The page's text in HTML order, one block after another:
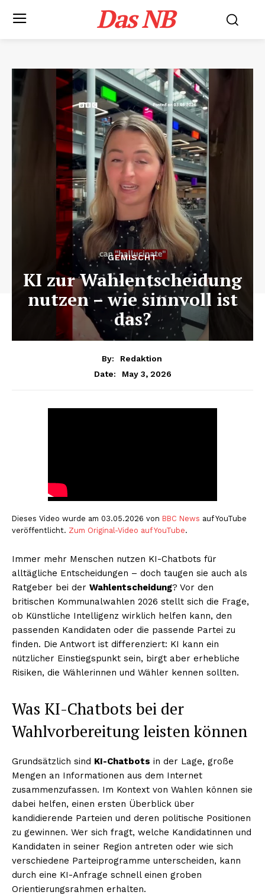
Das NB
GEMISCHT
KI zur Wahlentscheidung
nutzen – wie sinnvoll ist
das?
By:
Redaktion
Date:
May 3, 2026
Dieses Video wurde am 03.05.2026 von BBC News auf YouTube
veröffentlicht. Zum Original-Video auf YouTube.
Immer mehr Menschen nutzen KI-Chatbots für
alltägliche Entscheidungen – doch taugen sie auch als
Ratgeber bei der Wahlentscheidung? Vor den
britischen Kommunalwahlen 2026 stellt sich die Frage,
ob Künstliche Intelligenz wirklich helfen kann, den
passenden Kandidaten oder die passende Partei zu
finden. Die Antwort ist differenziert: KI kann ein
nützlicher Einstiegspunkt sein, birgt aber erhebliche
Risiken, die Wählerinnen und Wähler kennen sollten.
Was KI-Chatbots bei der
Wahlvorbereitung leisten können
Grundsätzlich sind KI-Chatbots in der Lage, große
Mengen an Informationen aus dem Internet
zusammenzufassen. Im Kontext von Wahlen können sie
dabei helfen, einen ersten Überblick über
kandidierende Parteien und deren politische Positionen
zu gewinnen. Wer sich fragt, welche Kandidatinnen und
Kandidaten in seiner Region antreten oder wie sich
verschiedene Parteiprogramme unterscheiden, kann
durch eine KI-Anfrage schnell einen groben
Orientierungsrahmen erhalten.